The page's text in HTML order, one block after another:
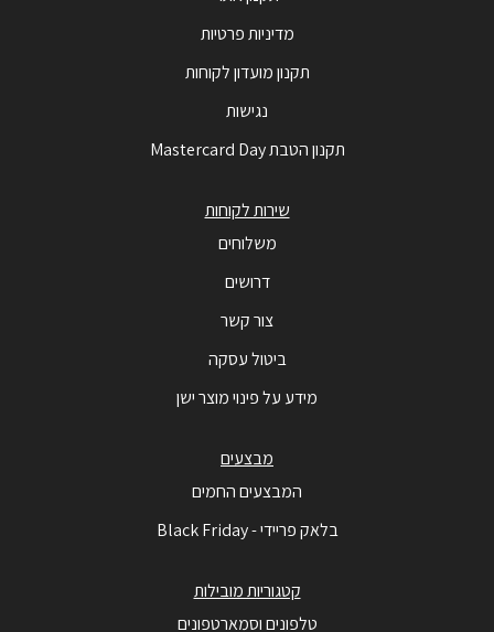
מדיניות פרטיות
תקנון מועדון לקוחות
נגישות
תקנון הטבת Mastercard Day
שירות לקוחות
משלוחים
דרושים
צור קשר
ביטול עסקה
מידע על פינוי מוצר ישן
מבצעים
המבצעים החמים
בלאק פריידי - Black Friday
קטגוריות מובילות
טלפונים וסמארטפונים